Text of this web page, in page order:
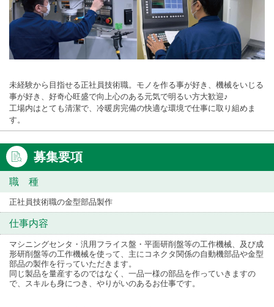
未経験から目指せる正社員技術職。モノを作る事が好き、機械をいじる
事が好き、好奇心旺盛で向上心のある元気で明るい方大歓迎♪
工場内はとても清潔で、冷暖房完備の快適な環境で仕事に取り組めま
す。
募集要項
職 種
正社員技術職の金型部品製作
仕事内容
マシニングセンタ・汎用フライス盤・平面研削盤等の工作機械、及び成
形研削盤等の工作機械を使って、主にコネクタ関係の自動機部品や金型
部品の製作を行っていただきます。
同じ製品を量産するのではなく、一品一様の部品を作っていきますの
で、スキルも身につき、やりがいのあるお仕事です。